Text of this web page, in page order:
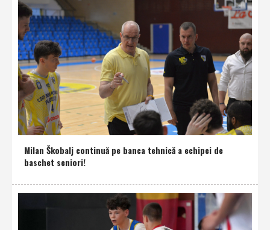
Milan Škobalj continuă pe banca tehnică a echipei de
baschet seniori!